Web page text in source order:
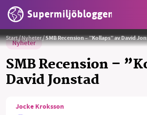
Supermiljöbloggen
HEM
Start/Nyheter/SMB Recension – ”Kollaps” av David
Nyheter
SMB Recension –
David Jonstad
Jocke Kroksson